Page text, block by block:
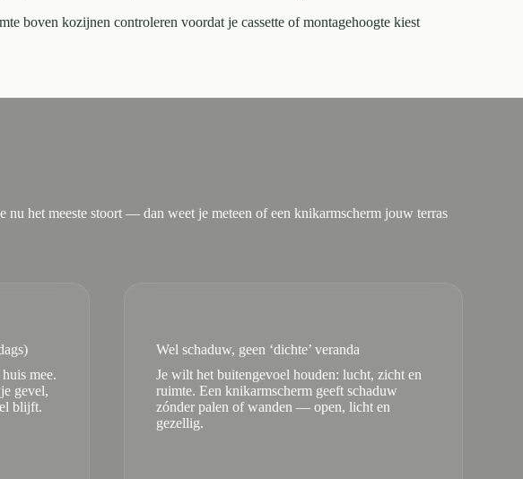
boven kozijnen controleren voordat je cassette of montagehoogte kiest
nu het meeste stoort — dan weet je meteen of een knikarmscherm jouw terras
mee.
gevel,
blijft.
Wel schaduw, geen ‘dichte’ veranda
Je wilt het buitengevoel houden: lucht, zicht en
ruimte. Een knikarmscherm geeft schaduw
zónder palen of wanden — open, licht en
gezellig.